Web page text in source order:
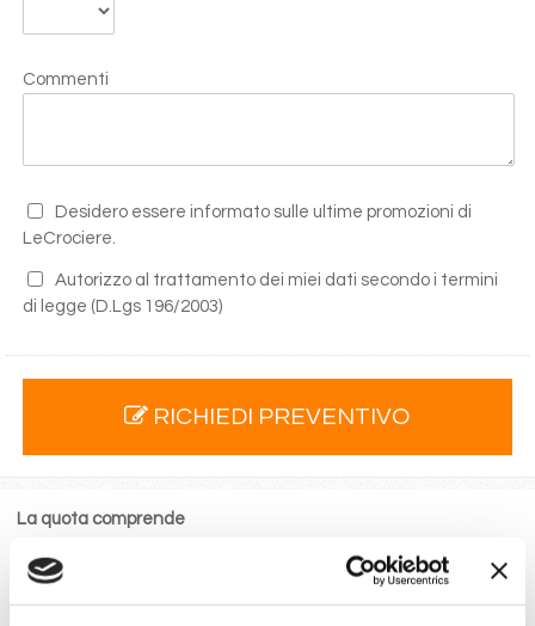
Commenti
Desidero essere informato sulle ultime promozioni di
LeCrociere.
Autorizzo al trattamento dei miei dati secondo i termini
di legge (D.Lgs 196/2003)
RICHIEDI PREVENTIVO
La quota comprende
La sistemazione nella cabina prescelta dotata di ogni
comfort: servizi privati, aria condizionata, telefono, TV